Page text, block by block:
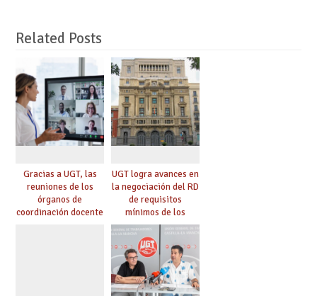
Related Posts
Gracias a UGT, las
reuniones de los
órganos de
coordinación docente
UGT logra avances en
la negociación del RD
de requisitos
mínimos de los
centros educativos y
exige al Ministerio
que los compromisos
se materialicen con
la mayor agilidad
posible